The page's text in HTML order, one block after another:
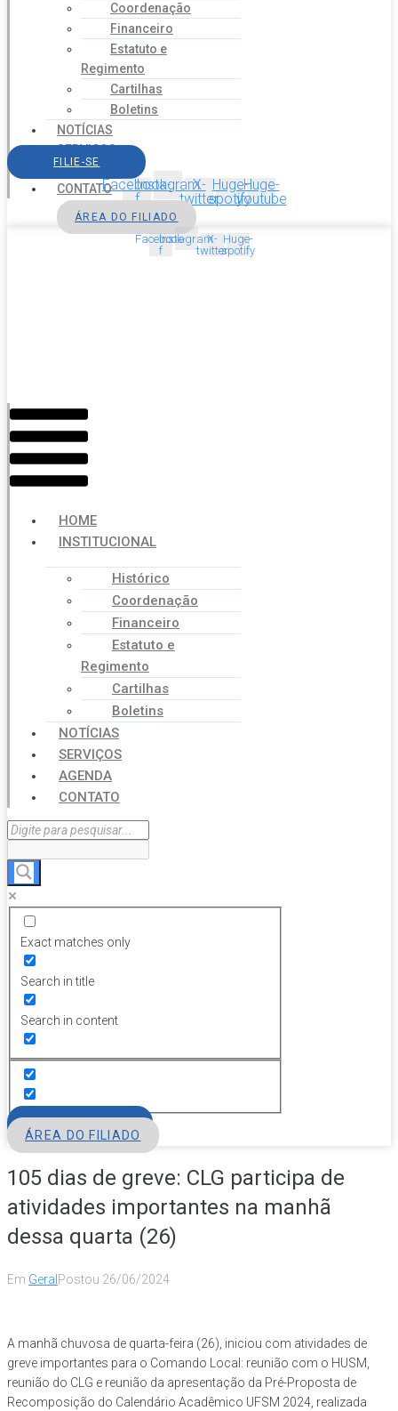
Coordenação
Financeiro
Estatuto e
Regimento
Cartilhas
Boletins
NOTÍCIAS
SERVIÇOS
AGENDA
CONTATO
FILIE-SE
Facebook-
f
InstagramX-
twitter
Huge-
spotify
Huge-
youtube
ÁREA DO FILIADO
Facebook-
f
InstagramX-
twitter
Huge-
spotify
Menu
HOME
INSTITUCIONAL
Histórico
Coordenação
Financeiro
Estatuto e
Regimento
Cartilhas
Boletins
NOTÍCIAS
SERVIÇOS
AGENDA
CONTATO
Exact matches only
Search in title
Search in content
ÁREA DO FILIADO
105 dias de greve: CLG participa de
atividades importantes na manhã
dessa quarta (26)
Em Geral Postou 26/06/2024
A manhã chuvosa de quarta-feira (26), iniciou com atividades de
greve importantes para o Comando Local: reunião com o HUSM,
reunião do CLG e reunião da apresentação da Pré-Proposta de
Recomposição do Calendário Acadêmico UFSM 2024, realizada